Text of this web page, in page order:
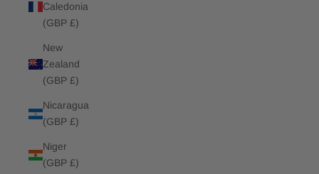
Caledonia
(GBP £)
New
Zealand
(GBP £)
Nicaragua
(GBP £)
Niger
(GBP £)